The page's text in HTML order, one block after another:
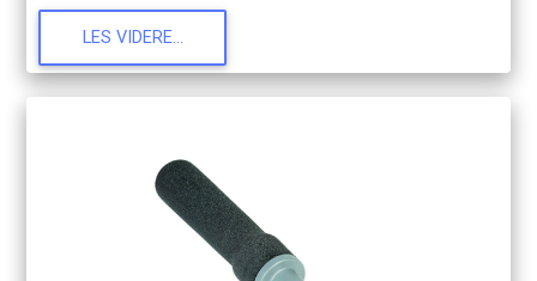
LES VIDERE...